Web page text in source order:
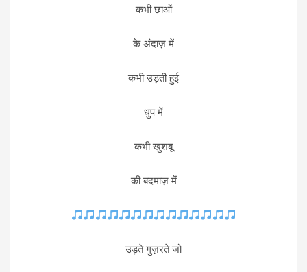
कभी छाओं
के अंदाज़ में
कभी उड़ती हुई
धुप में
कभी खुशबू
की बदमाज़ में
उड़ते गुज़रते जो